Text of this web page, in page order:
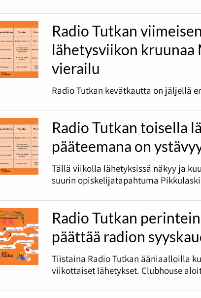
Radio Tutkan
lähetysviikon kruunaa
vierailu
Radio Tutkan kevätkautta on jäljellä
Radio Tutkan toisella
pääteemana on
Tällä viikolla lähetyksissä näkyy ja
suurin opiskelijatapahtuma
Radio Tutkan
päättää radion
Tiistaina Radio Tutkan ääniaalloilla
viikottaiset lähetykset. Clubhouse